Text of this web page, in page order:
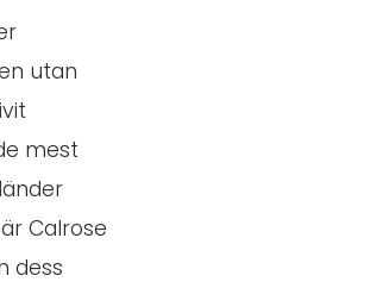
utan
mest
Calrose
dess